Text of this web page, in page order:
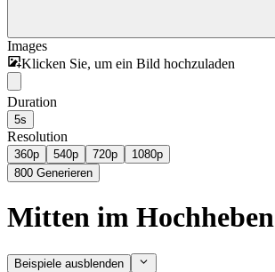
Images
Klicken Sie, um ein Bild hochzuladen
Duration
5s
Resolution
360p 540p 720p
1080p
800 Generieren
Mitten im Hochheben
Beispiele ausblenden